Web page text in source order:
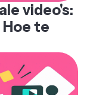
video's:
te